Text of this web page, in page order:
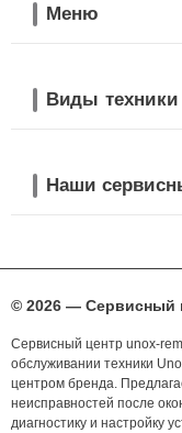
Меню
Виды техники
Наши
© 2026 — Сервисный
Сервисный центр unox-
обслуживании техники
центром бренда.
неисправностей после
диагностику и настройку